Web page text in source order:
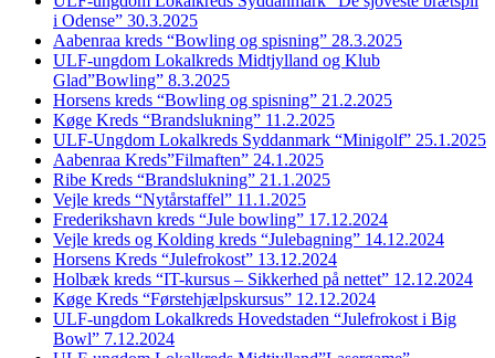
i Odense” 30.3.2025
Aabenraa kreds “Bowling og spisning” 28.3.2025
ULF-ungdom Lokalkreds Midtjylland og Klub
Glad”Bowling” 8.3.2025
Horsens kreds “Bowling og spisning” 21.2.2025
Køge Kreds “Brandslukning” 11.2.2025
ULF-Ungdom Lokalkreds Syddanmark “Minigolf” 25.1.2025
Aabenraa Kreds”Filmaften” 24.1.2025
Ribe Kreds “Brandslukning” 21.1.2025
Vejle kreds “Nytårstaffel” 11.1.2025
Frederikshavn kreds “Jule bowling” 17.12.2024
Vejle kreds og Kolding kreds “Julebagning” 14.12.2024
Horsens Kreds “Julefrokost” 13.12.2024
Holbæk kreds “IT-kursus – Sikkerhed på nettet” 12.12.2024
Køge Kreds “Førstehjælpskursus” 12.12.2024
ULF-ungdom Lokalkreds Hovedstaden “Julefrokost i Big
Bowl” 7.12.2024